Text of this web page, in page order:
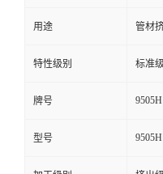
用途 管材
特性级别 标准
牌号 9505H
型号 9505H